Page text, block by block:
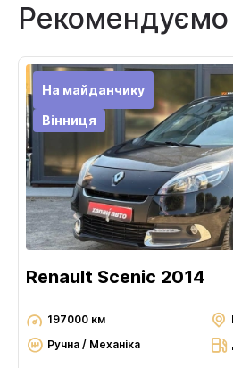
Рекомендуємо
На майданчику
Вінниця
Renault Scenic 2014
197000 км
Ручна / Механіка